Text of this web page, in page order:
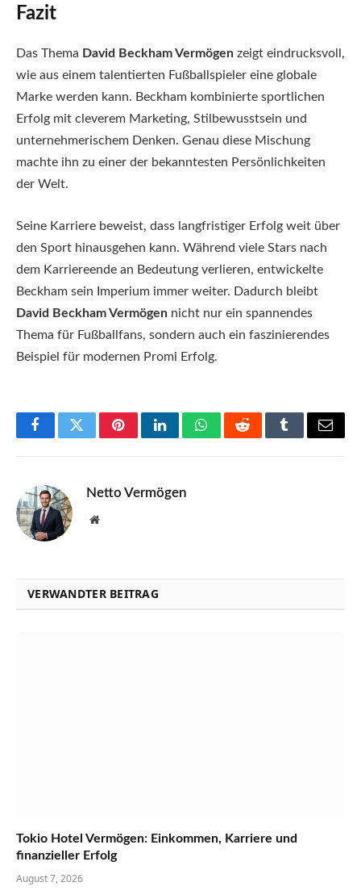
Fazit
Das Thema David Beckham Vermögen zeigt eindrucksvoll,
wie aus einem talentierten Fußballspieler eine globale
Marke werden kann. Beckham kombinierte sportlichen
Erfolg mit cleverem Marketing, Stilbewusstsein und
unternehmerischem Denken. Genau diese Mischung
machte ihn zu einer der bekanntesten Persönlichkeiten
der Welt.
Seine Karriere beweist, dass langfristiger Erfolg weit über
den Sport hinausgehen kann. Während viele Stars nach
dem Karriereende an Bedeutung verlieren, entwickelte
Beckham sein Imperium immer weiter. Dadurch bleibt
David Beckham Vermögen nicht nur ein spannendes
Thema für Fußballfans, sondern auch ein faszinierendes
Beispiel für modernen Promi Erfolg.
FacebookTwitterPinterestLinkedInWhatsAppRedditTumblrEmail
Netto Vermögen
Website
VERWANDTER BEITRAG
Tokio Hotel Vermögen: Einkommen, Karriere und
finanzieller Erfolg
August 7, 2026